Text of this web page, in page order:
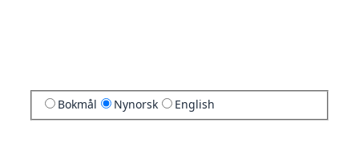
Bokmål Nynorsk English